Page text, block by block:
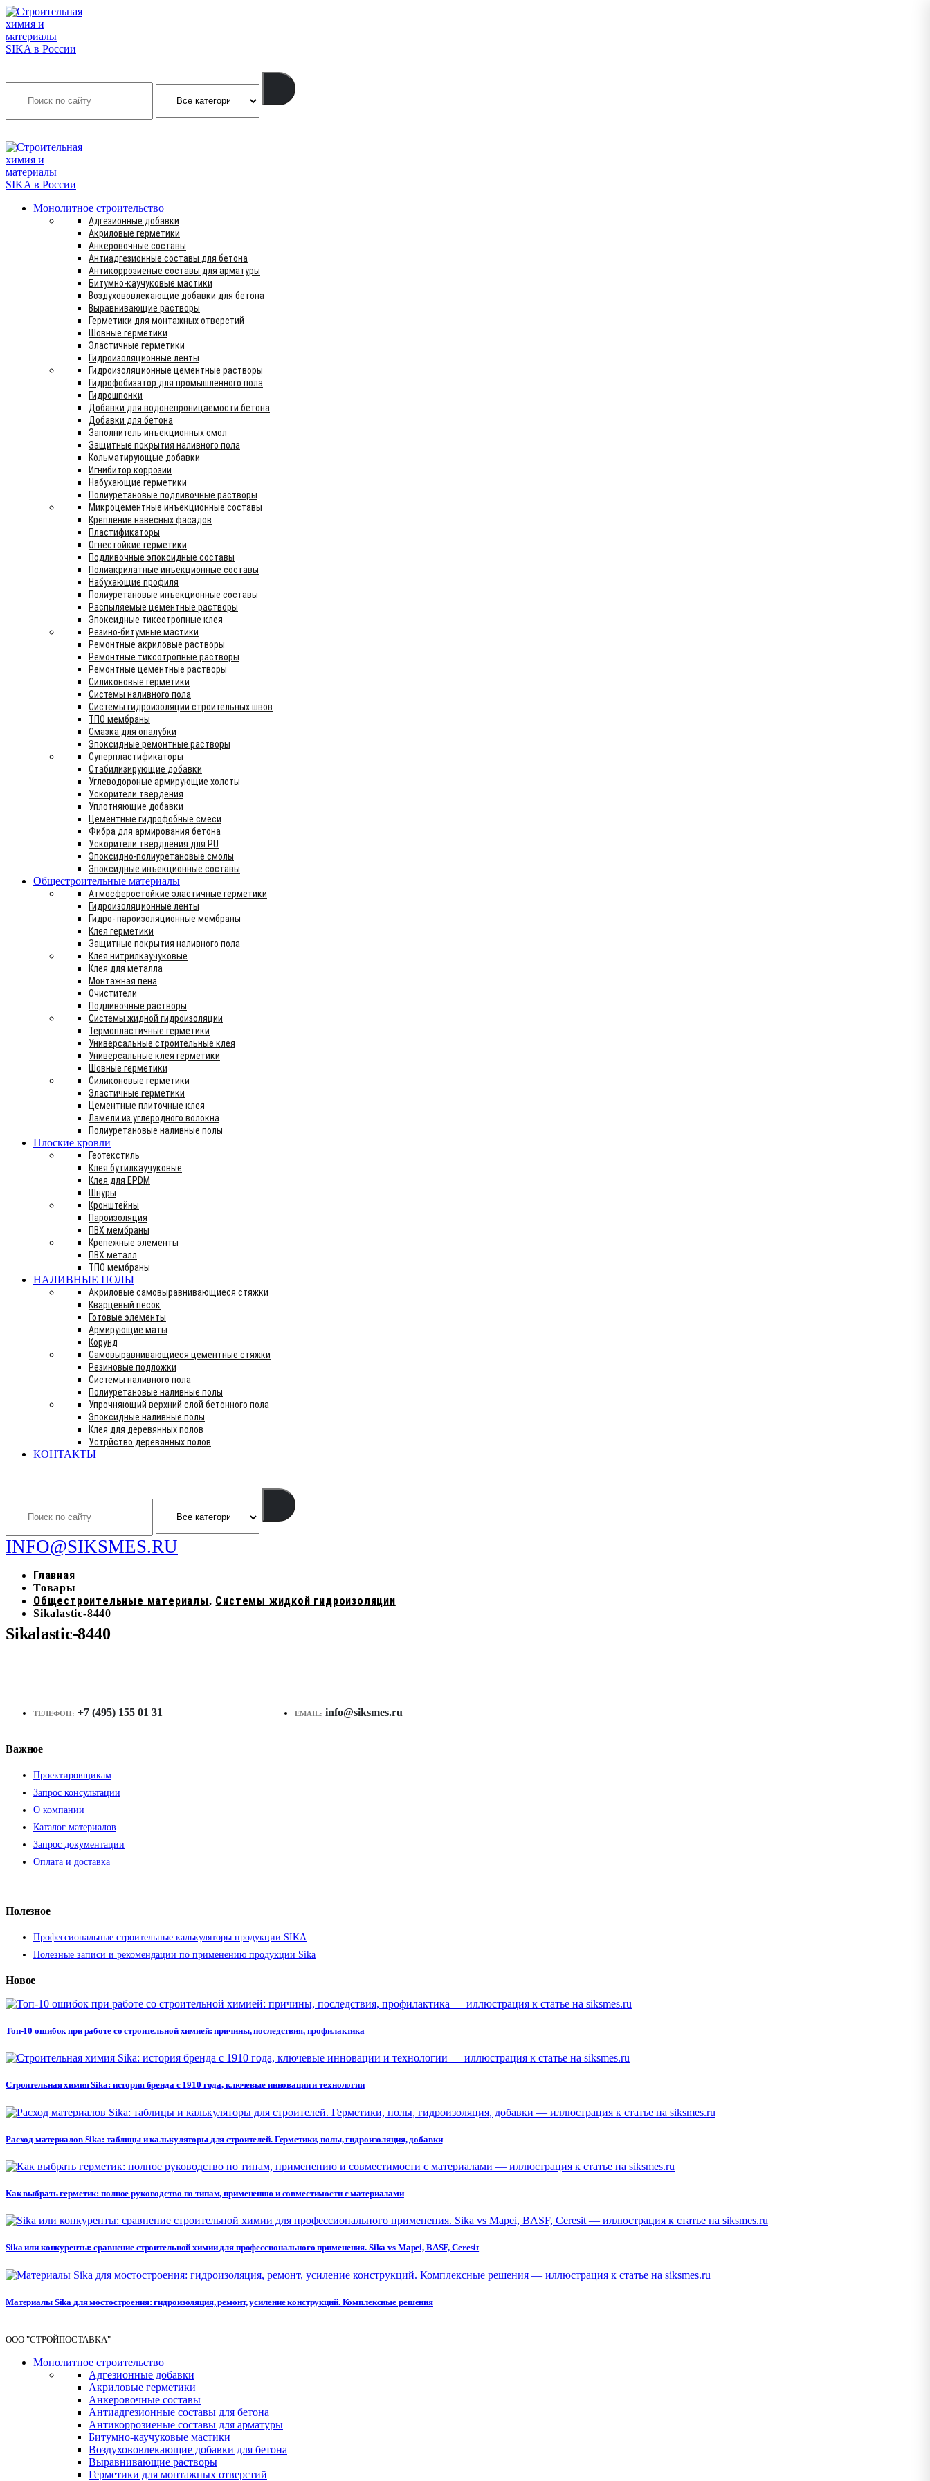
Монолитное строительство
Адгезионные добавки
Акриловые герметики
Анкеровочные составы
Антиадгезионные составы для бетона
Антикоррозиеные составы для арматуры
Битумно-каучуковые мастики
Воздухововлекающие добавки для бетона
Выравнивающие растворы
Герметики для монтажных отверстий
Шовные герметики
Эластичные герметики
Гидроизоляционные ленты
Гидроизоляционные цементные растворы
Гидрофобизатор для промышленного пола
Гидрошпонки
Добавки для водонепроницаемости бетона
Добавки для бетона
Заполнитель инъекционных смол
Защитные покрытия наливного пола
Кольматирующые добавки
Игнибитор коррозии
Набухающие герметики
Полиуретановые подливочные растворы
Микроцементные инъекционные составы
Крепление навесных фасадов
Пластификаторы
Огнестойкие герметики
Подливочные эпоксидные составы
Полиакрилатные инъекционные составы
Набухающие профиля
Полиуретановые инъекционные составы
Распыляемые цементные растворы
Эпоксидные тиксотропные клея
Резино-битумные мастики
Ремонтные акриловые растворы
Ремонтные тиксотропные растворы
Ремонтные цементные растворы
Силиконовые герметики
Системы наливного пола
Системы гидроизоляции строительных швов
ТПО мембраны
Смазка для опалубки
Эпоксидные ремонтные растворы
Суперпластификаторы
Стабилизирующие добавки
Углеводороные армирующие холсты
Ускорители твердения
Уплотняющие добавки
Цементные гидрофобные смеси
Фибра для армирования бетона
Ускорители твердления для PU
Эпоксидно-полиуретановые смолы
Эпоксидные инъекционные составы
Общестроительные материалы
Атмосферостойкие эластичные герметики
Гидроизоляционные ленты
Гидро- пароизоляционные мембраны
Клея герметики
Защитные покрытия наливного пола
Клея нитрилкаучуковые
Клея для металла
Монтажная пена
Очистители
Подливочные растворы
Системы жидной гидроизоляции
Термопластичные герметики
Универсальные строительные клея
Универсальные клея герметики
Шовные герметики
Силиконовые герметики
Эластичные герметики
Цементные плиточные клея
Ламели из углеродного волокна
Полиуретановые наливные полы
Плоские кровли
Геотекстиль
Клея бутилкаучуковые
Клея для EPDM
Шнуры
Кронштейны
Пароизоляция
ПВХ мембраны
Крепежные элементы
ПВХ металл
ТПО мембраны
НАЛИВНЫЕ ПОЛЫ
Акриловые самовыравнивающиеся стяжки
Кварцевый песок
Готовые элементы
Армирующие маты
Корунд
Самовыравнивающиеся цементные стяжки
Резиновые подложки
Системы наливного пола
Полиуретановые наливные полы
Упрочняющий верхний слой бетонного пола
Эпоксидные наливные полы
Клея для деревянных полов
Устрйство деревянных полов
КОНТАКТЫ
INFO@SIKSMES.RU
Главная
Товары
Общестроительные материалы, Системы жидкой гидроизоляции
Sikalastic-8440
Sikalastic-8440
ТЕЛЕФОН: +7 (495) 155 01 31 EMAIL: info@siksmes.ru
Важное
Проектировщикам
Запрос консультации
О компании
Каталог материалов
Запрос документации
Оплата и доставка
Полезное
Профессиональные строительные калькуляторы продукции SIKA
Полезные записи и рекомендации по применению продукции Sika
Новое
Топ-10 ошибок при работе со строительной химией: причины, последствия, профилактика
Строительная химия Sika: история бренда с 1910 года, ключевые инновации и технологии
Расход материалов Sika: таблицы и калькуляторы для строителей. Герметики, полы, гидроизоляция, добавки
Как выбрать герметик: полное руководство по типам, применению и совместимости с материалами
Sika или конкуренты: сравнение строительной химии для профессионального применения. Sika vs Mapei, BASF, Ceresit
Материалы Sika для мостостроения: гидроизоляция, ремонт, усиление конструкций. Комплексные решения
ООО "СТРОЙПОСТАВКА"
Монолитное строительство
Адгезионные добавки
Акриловые герметики
Анкеровочные составы
Антиадгезионные составы для бетона
Антикоррозиеные составы для арматуры
Битумно-каучуковые мастики
Воздухововлекающие добавки для бетона
Выравнивающие растворы
Герметики для монтажных отверстий